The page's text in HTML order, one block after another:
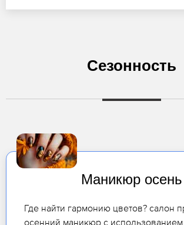
Сезонность
Маникюр осень
Где найти гармонию цветов? салон
осенний маникюр с